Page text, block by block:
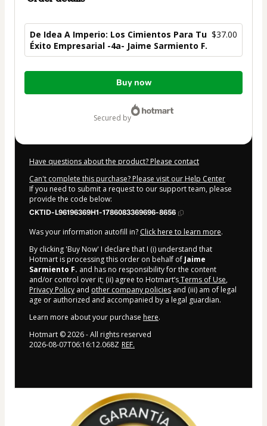
De Idea A Imperio: Los Cimientos Para Tu
Éxito Empresarial -4a- Jaime Sarmiento F.
$37.00
Total
Buy now
secured by
Have questions about the product? Please contact
Can't complete this purchase? Please visit our Help Center
If you need to submit a request to our support team, please
provide the code below:
CKTID-L96196369H1-1786083369696-8656
Was your information autofill in? Click here to learn more.
By clicking 'Buy Now' I declare that I (i) understand that
Hotmart is processing this order on behalf of Jaime
Sarmiento F. and has no responsibility for the content
and/or control over it; (ii) agree to Hotmart’sTerms of Use,
Privacy Policy and other company policies and (iii) am of legal
age or authorized and accompanied by a legal guardian.
Learn more about your purchase here.
Hotmart ©2026- All rights reserved
2026-08-07T06:16:12.068Z REF.